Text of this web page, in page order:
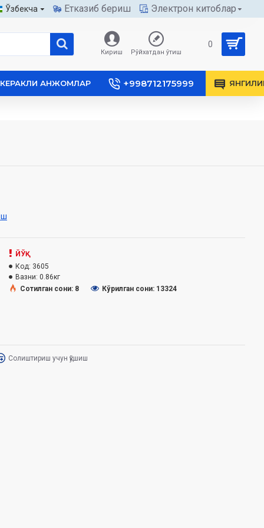
Ўзбекча Етказиб бериш Электрон китоблар
Кириш Рўйхатдан ўтиш
0
КЕРАКЛИ АНЖОМЛАР +998712175999
ЙЎҚ
Код: 3605
Вазни: 0.86кг
Сотилган сони: 8
Кўрилган сони: 13324
Солиштириш учун қўшиш